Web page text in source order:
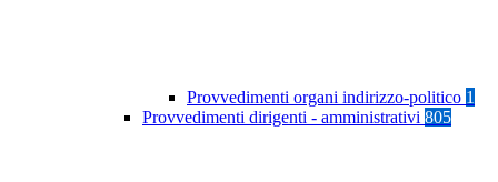
Provvedimenti organi indirizzo-politico 1
Provvedimenti dirigenti - amministrativi 805